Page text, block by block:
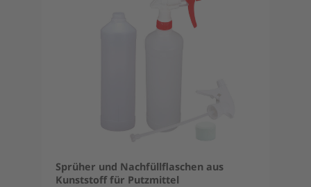
Sprüher und Nachfüllflaschen aus
Kunststoff für Putzmittel